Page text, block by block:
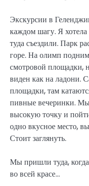
Экскурсии в
каждом шагу. Я
туда съездили. Парк
горе. На олимп
смотровой площадки,
виден как на ладони.
площадки, там
пивные вечеринки.
высокую точку и
одно вкусное место,
Стоит заглянуть.
Мы пришли туда,
во всей красе…